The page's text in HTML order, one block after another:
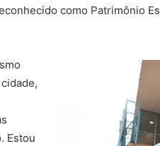
como Patrimônio
Estou